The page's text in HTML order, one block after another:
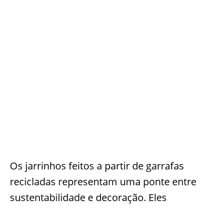
Os jarrinhos feitos a partir de garrafas
recicladas representam uma ponte entre
sustentabilidade e decoração. Eles